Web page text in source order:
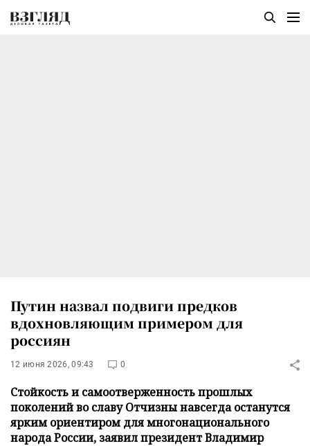
Путин назвал подвиги предков
вдохновляющим примером для
россиян
12 июня 2026, 09:43 0
Стойкость и самоотверженность прошлых
поколений во славу Отчизны навсегда останутся
ярким ориентиром для многонационального
народа России, заявил президент Владимир